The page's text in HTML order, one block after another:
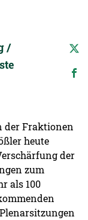
/
der Fraktionen
heute
der
zum
als 100